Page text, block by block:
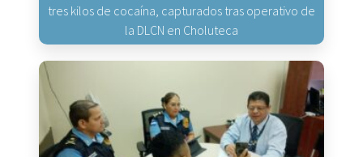
tres kilos de cocaína, capturados tras operativo de
la DLCN en Choluteca